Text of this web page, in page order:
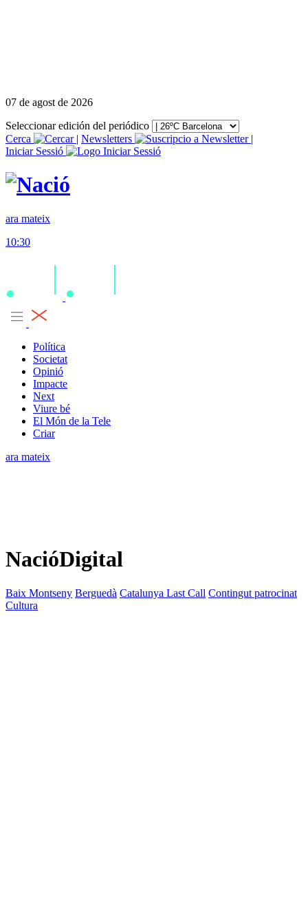
07 de agost de 2026
Seleccionar edición del periódico
Cerca
| Newsletters
|
Iniciar Sessió
ara mateix
10:30
Política
Societat
Opinió
Impacte
Next
Viure bé
El Món de la Tele
Criar
ara mateix
NacióDigital
Baix Montseny Berguedà Catalunya Last Call Contingut patrocinat
Cultura